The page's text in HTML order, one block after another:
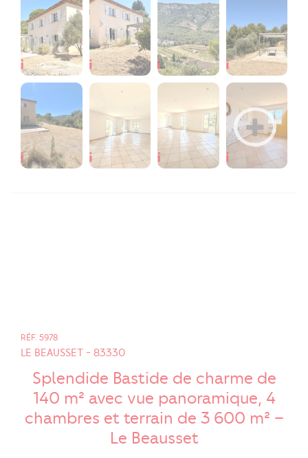
RÉF. 5978
LE BEAUSSET - 83330
Splendide Bastide de charme de
140 m² avec vue panoramique, 4
chambres et terrain de 3 600 m² –
Le Beausset